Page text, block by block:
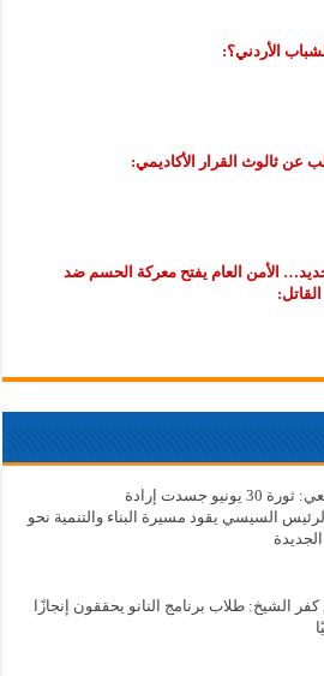
الأردني؟:
عن ثالوث القرار الأكاديمي:
الأمن العام يفتح معركة الحسم ضد
علي الشافعي: ثورة 30 يونيو جسدت إرادة
السيسي يقود مسيرة البناء والتنمية نحو
الشيخ: طلاب برنامج النانو يحققون إنجازًا